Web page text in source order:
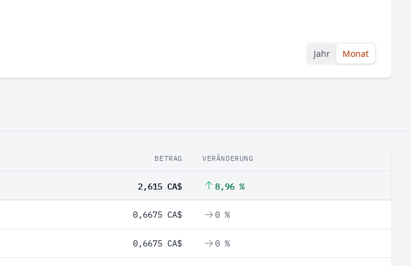
Jahr Monat
BETRAG VERÄNDERUNG
2,615 CA$ 8,96 %
0,6675 CA$ 0 %
0,6675 CA$ 0 %